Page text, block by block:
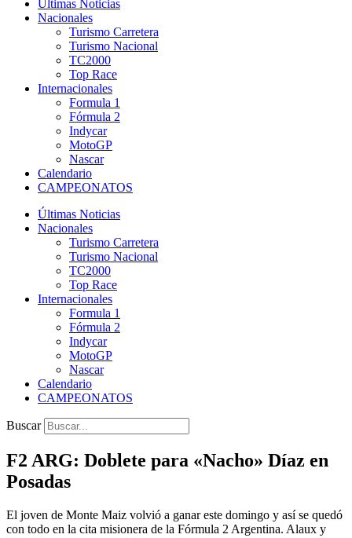
Últimas Noticias
Nacionales
Turismo Carretera
Turismo Nacional
TC2000
Top Race
Internacionales
Formula 1
Fórmula 2
Indycar
MotoGP
Nascar
Calendario
CAMPEONATOS
Últimas Noticias
Nacionales
Turismo Carretera
Turismo Nacional
TC2000
Top Race
Internacionales
Formula 1
Fórmula 2
Indycar
MotoGP
Nascar
Calendario
CAMPEONATOS
Buscar
F2 ARG: Doblete para «Nacho» Díaz en
Posadas
El joven de Monte Maiz volvió a ganar este domingo y así se quedó
con todo en la cita misionera de la Fórmula 2 Argentina. Alaux y